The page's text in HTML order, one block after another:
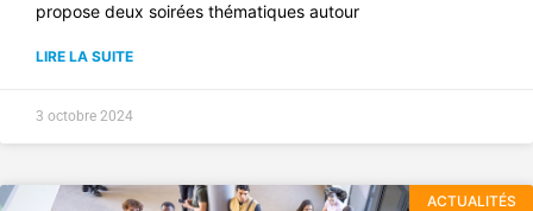
propose deux soirées thématiques autour
LIRE LA SUITE
3 octobre 2024
ACTUALITÉS